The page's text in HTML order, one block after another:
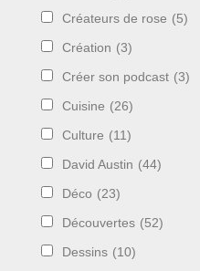
Créateurs de rose (5)
Création (3)
Créer son podcast (3)
Cuisine (26)
Culture (11)
David Austin (44)
Déco (23)
Découvertes (52)
Dessins (10)